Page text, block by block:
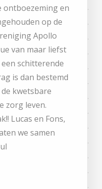
ontboezeming en
op de
Apollo
van maar liefst
schitterende
is dan bestemd
kwetsbare
zorg leven.
Lucas en Fons,
we samen